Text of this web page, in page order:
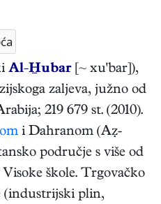
Al-ubar [~ xu'bar]),
zaljeva, južno od
219 679 st. (2010).
i Dahranom (Aẓ-
područje s više od
škole. Trgovačko
(industrijski plin,